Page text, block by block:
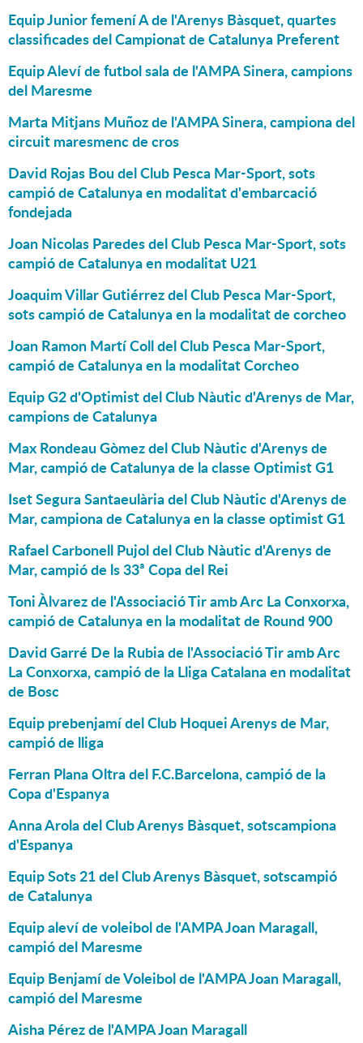
Equip Junior femení A de l'Arenys Bàsquet, quartes
classificades del Campionat de Catalunya Preferent
Equip Aleví de futbol sala de l'AMPA Sinera, campions
del Maresme
Marta Mitjans Muñoz de l'AMPA Sinera, campiona del
circuit maresmenc de cros
David Rojas Bou del Club Pesca Mar-Sport, sots
campió de Catalunya en modalitat d'embarcació
fondejada
Joan Nicolas Paredes del Club Pesca Mar-Sport, sots
campió de Catalunya en modalitat U21
Joaquim Villar Gutiérrez del Club Pesca Mar-Sport,
sots campió de Catalunya en la modalitat de corcheo
Joan Ramon Martí Coll del Club Pesca Mar-Sport,
campió de Catalunya en la modalitat Corcheo
Equip G2 d'Optimist del Club Nàutic d'Arenys de Mar,
campions de Catalunya
Max Rondeau Gòmez del Club Nàutic d'Arenys de
Mar, campió de Catalunya de la classe Optimist G1
Iset Segura Santaeulària del Club Nàutic d'Arenys de
Mar, campiona de Catalunya en la classe optimist G1
Rafael Carbonell Pujol del Club Nàutic d'Arenys de
Mar, campió de ls 33ª Copa del Rei
Toni Àlvarez de l'Associació Tir amb Arc La Conxorxa,
campió de Catalunya en la modalitat de Round 900
David Garré De la Rubia de l'Associació Tir amb Arc
La Conxorxa, campió de la Lliga Catalana en modalitat
de Bosc
Equip prebenjamí del Club Hoquei Arenys de Mar,
campió de lliga
Ferran Plana Oltra del F.C.Barcelona, campió de la
Copa d'Espanya
Anna Arola del Club Arenys Bàsquet, sotscampiona
d'Espanya
Equip Sots 21 del Club Arenys Bàsquet, sotscampió
de Catalunya
Equip aleví de voleibol de l'AMPA Joan Maragall,
campió del Maresme
Equip Benjamí de Voleibol de l'AMPA Joan Maragall,
campió del Maresme
Aisha Pérez de l'AMPA Joan Maragall